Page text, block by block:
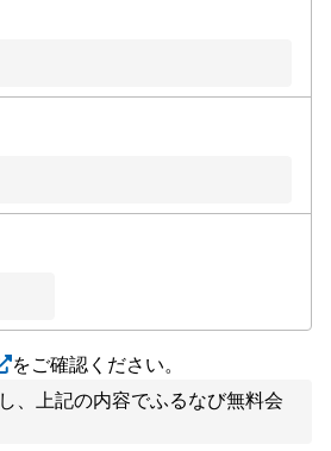
をご確認ください。
、上記の内容でふるなび無料会